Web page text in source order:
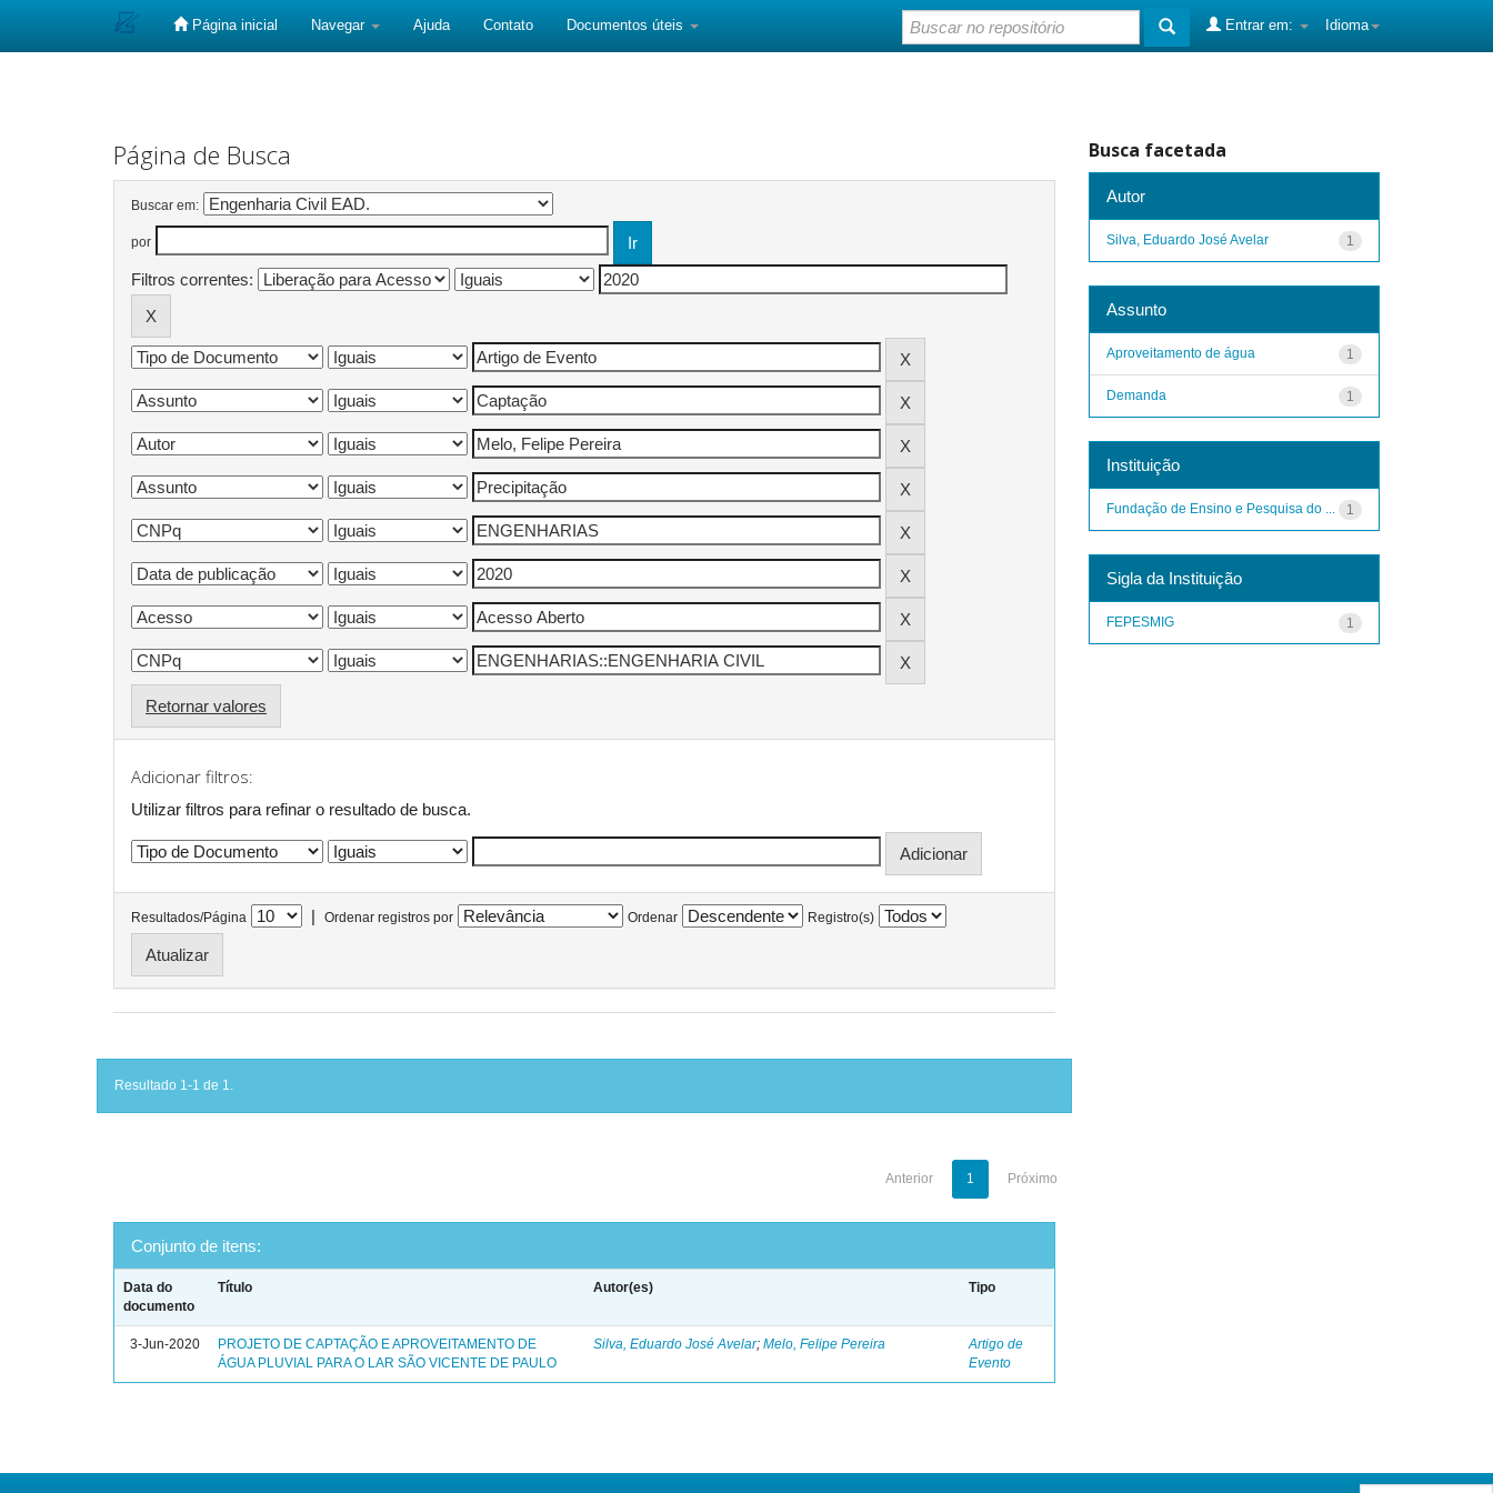
Página inicial Navegar Ajuda Contato Documentos úteis Idioma
Entrar em:
Página de Busca
Buscar em:
por
Filtros correntes:
Retornar valores
Adicionar filtros:
Utilizar filtros para refinar o resultado de busca.
Resultados/Página | Ordenar registros por Ordenar Registro(s)
Resultado 1-1 de 1.
Anterior 1 Próximo
Conjunto de itens:
Data do
documento
Título Autor(es) Tipo
3-Jun-2020
PROJETO DE CAPTAÇÃO E APROVEITAMENTO DE
ÁGUA PLUVIAL PARA O LAR SÃO VICENTE DE PAULO
Silva, Eduardo José Avelar;Melo, Felipe Pereira
Artigo de
Evento
Busca facetada
Autor
1
Silva, Eduardo José Avelar
Assunto
1
Aproveitamento de água
1
Demanda
Instituição
1
Fundação de Ensino e Pesquisa do ...
Sigla da Instituição
1
FEPESMIG